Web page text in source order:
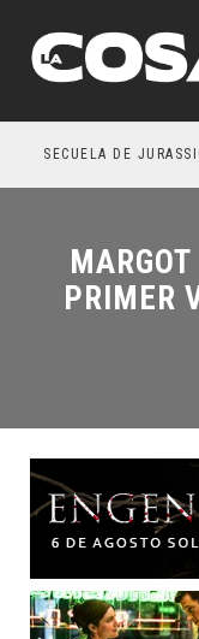
SECUELA DE
PRIMER